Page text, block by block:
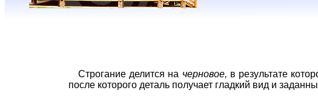
Строгание делится на черновое, в результате
после которого деталь получает гладкий вид и